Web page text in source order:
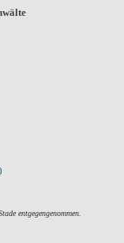
entgegengenommen.